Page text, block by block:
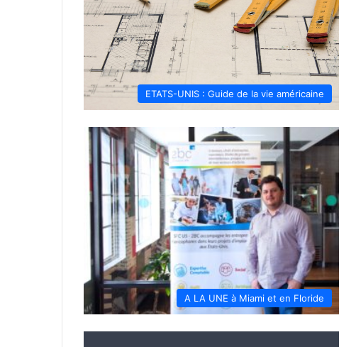
ETATS-UNIS : Guide de la vie américaine
A LA UNE à Miami et en Floride